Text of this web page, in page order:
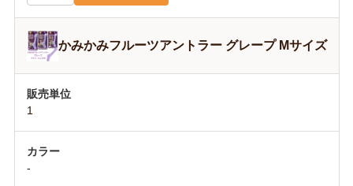
かみかみフルーツアントラー グレープ Mサイズ
1
-